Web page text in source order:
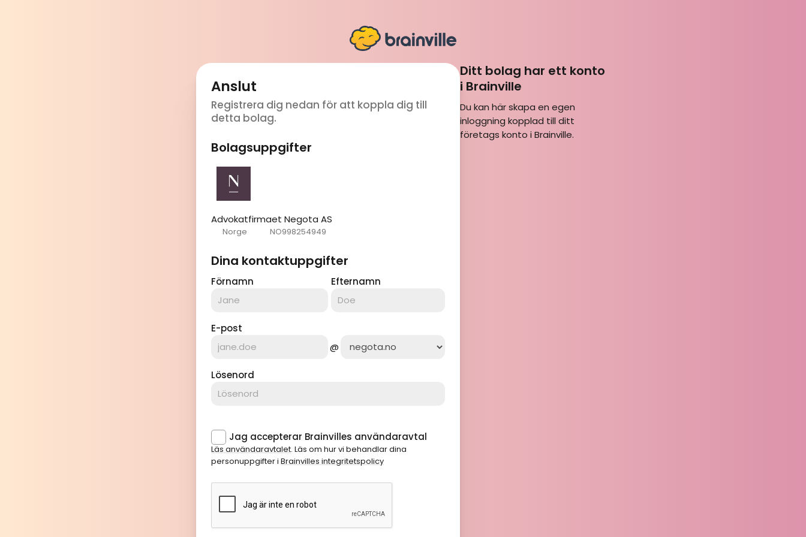
Anslut
Registrera dig nedan för att koppla dig till
detta bolag.
Bolagsuppgifter
Advokatfirmaet Negota AS
Norge NO998254949
Dina kontaktuppgifter
Förnamn Efternamn
E-post
@
Lösenord
Jag accepterar Brainvilles användaravtal
Läs användaravtalet. Läs om hur vi behandlar dina
personuppgifter i Brainvilles integritetspolicy
Ditt bolag har ett konto
i Brainville
Du kan här skapa en egen
inloggning kopplad till ditt
företags konto i Brainville.